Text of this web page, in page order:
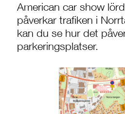
American car show
påverkar trafiken i
kan du se hur det
parkeringsplatser.